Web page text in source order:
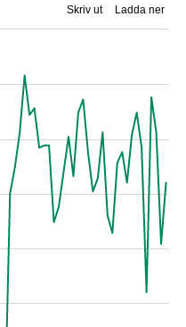
Ladda ner
Skriv ut